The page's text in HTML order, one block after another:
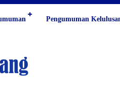
Pengumuman